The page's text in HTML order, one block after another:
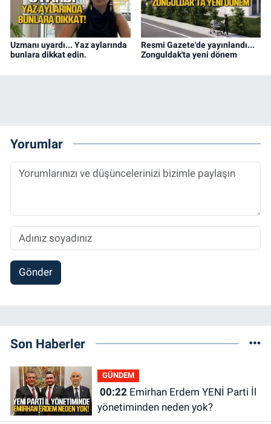
Uzmanı uyardı... Yaz aylarında
bunlara dikkat edin.
Resmi Gazete'de yayınlandı...
Zonguldak'ta yeni dönem
Yorumlar
Gönder
Son Haberler
GÜNDEM
00:22Emirhan Erdem YENİ Parti İl
yönetiminden neden yok?